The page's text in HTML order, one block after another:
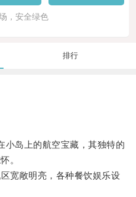
，安全绿色
排行
岛上的航空宝藏，其独特的
。
敞明亮，各种餐饮娱乐设